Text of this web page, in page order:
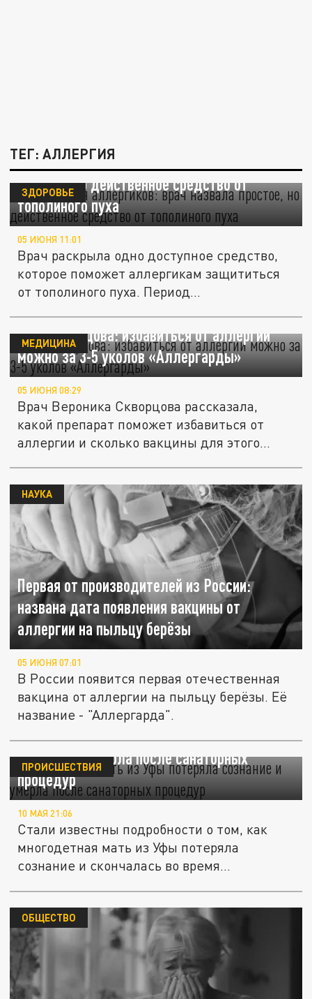
ТЕГ: АЛЛЕРГИЯ
Помощь для аллергиков: врач назвала
простое, но действенное средство от
тополиного пуха
ЗДОРОВЬЕ
05 ИЮНЯ 11:01
Врач раскрыла одно доступное средство,
которое поможет аллергикам защититься
от тополиного пуха. Период...
Врач Скворцова: избавиться от аллергии
можно за 3-5 уколов «Аллергарды»
МЕДИЦИНА
05 ИЮНЯ 08:29
Врач Вероника Скворцова рассказала,
какой препарат поможет избавиться от
аллергии и сколько вакцины для этого...
Первая от производителей из России:
названа дата появления вакцины от
аллергии на пыльцу берёзы
НАУКА
05 ИЮНЯ 07:01
В России появится первая отечественная
вакцина от аллергии на пыльцу берёзы. Её
название - "Аллергарда".
Многодетная мать из Уфы потеряла
сознание и умерла после санаторных
процедур
ПРОИСШЕСТВИЯ
10 МАЯ 21:06
Стали известны подробности о том, как
многодетная мать из Уфы потеряла
сознание и скончалась во время...
ОБЩЕСТВО